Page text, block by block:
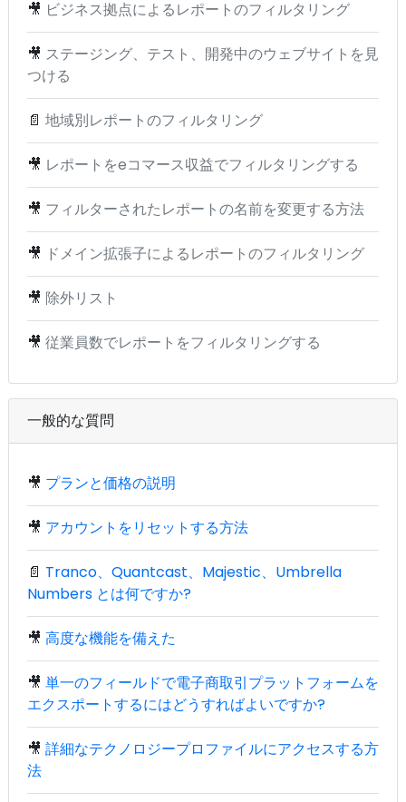
🎥 ビジネス拠点によるレポートのフィルタリング
🎥 ステージング、テスト、開発中のウェブサイトを見
つける
📄 地域別レポートのフィルタリング
🎥 レポートをeコマース収益でフィルタリングする
🎥 フィルターされたレポートの名前を変更する方法
🎥 ドメイン拡張子によるレポートのフィルタリング
🎥 除外リスト
🎥 従業員数でレポートをフィルタリングする
一般的な質問
🎥 プランと価格の説明
🎥 アカウントをリセットする方法
📄 Tranco、Quantcast、Majestic、Umbrella
Numbers とは何ですか?
🎥 高度な機能を備えた
🎥 単一のフィールドで電子商取引プラットフォームを
エクスポートするにはどうすればよいですか?
🎥 詳細なテクノロジープロファイルにアクセスする方
法